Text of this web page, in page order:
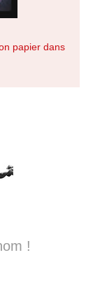
papier dans
!